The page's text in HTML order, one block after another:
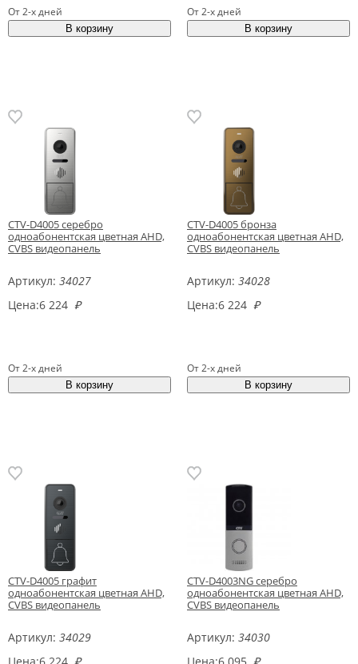
От 2-х дней От 2-х дней
CTV-D4005 серебро
одноабонентская цветная AHD,
CVBS видеопанель
Артикул: 34027
Цена:6 224 ₽
От 2-х дней
CTV-D4005 бронза
одноабонентская цветная AHD,
CVBS видеопанель
Артикул: 34028
Цена:6 224 ₽
От 2-х дней
CTV-D4005 графит
одноабонентская цветная AHD,
CVBS видеопанель
Артикул: 34029
CTV-D4003NG серебро
одноабонентская цветная AHD,
CVBS видеопанель
Артикул: 34030